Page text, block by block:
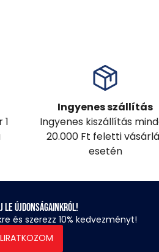
Ingyenes szállítás
Ingyenes kiszállítás
20.000 Ft feletti
esetén
le újdonságainkról!
és szerezz 10% kedvezményt!